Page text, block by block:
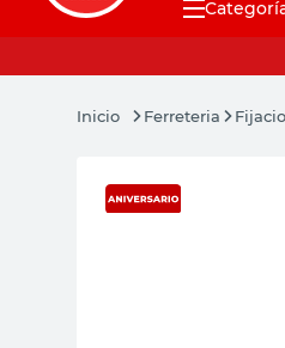
Ferreteria